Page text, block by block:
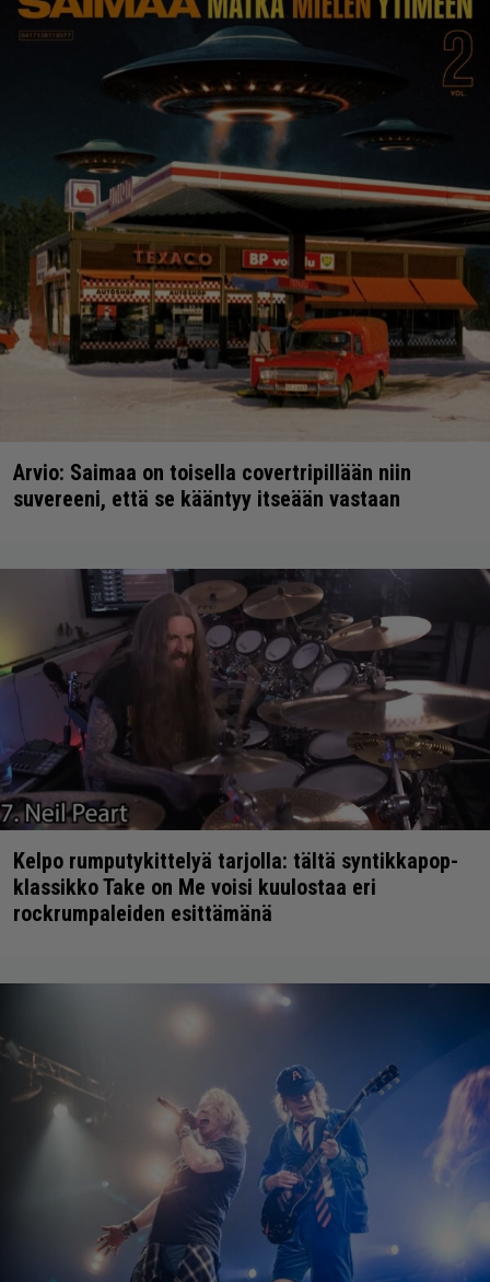
Arvio: Saimaa on toisella covertripillään niin
suvereeni, että se kääntyy itseään vastaan
Kelpo rumputykittelyä tarjolla: tältä syntikkapop-
klassikko Take on Me voisi kuulostaa eri
rockrumpaleiden esittämänä